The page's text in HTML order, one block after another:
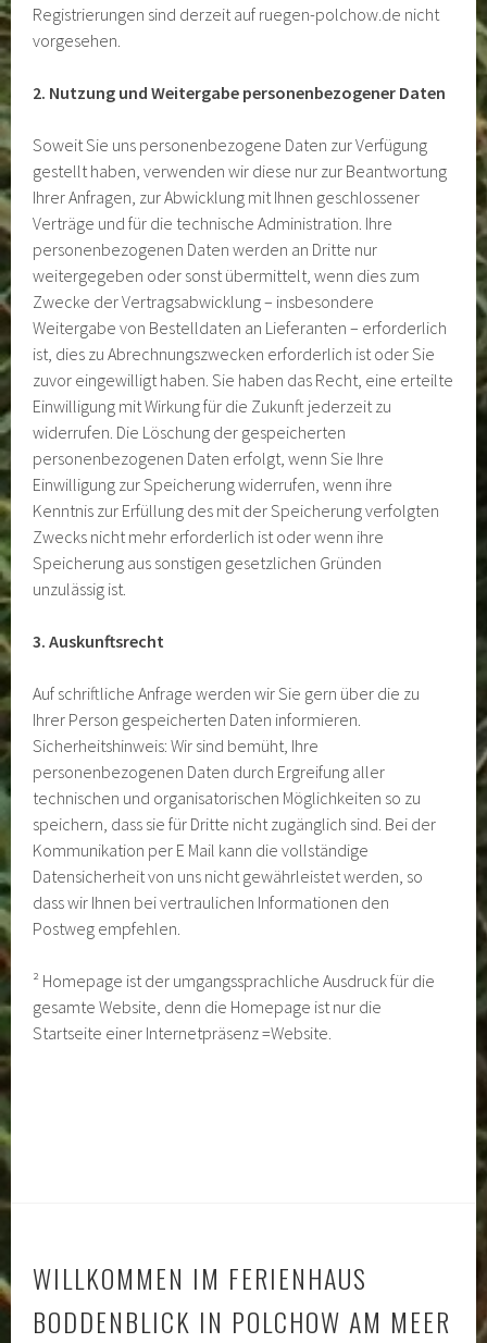
Registrierungen sind derzeit auf ruegen-polchow.de nicht
vorgesehen.
2. Nutzung und Weitergabe personenbezogener Daten
Soweit Sie uns personenbezogene Daten zur Verfügung
gestellt haben, verwenden wir diese nur zur Beantwortung
Ihrer Anfragen, zur Abwicklung mit Ihnen geschlossener
Verträge und für die technische Administration. Ihre
personenbezogenen Daten werden an Dritte nur
weitergegeben oder sonst übermittelt, wenn dies zum
Zwecke der Vertragsabwicklung – insbesondere
Weitergabe von Bestelldaten an Lieferanten – erforderlich
ist, dies zu Abrechnungszwecken erforderlich ist oder Sie
zuvor eingewilligt haben. Sie haben das Recht, eine erteilte
Einwilligung mit Wirkung für die Zukunft jederzeit zu
widerrufen. Die Löschung der gespeicherten
personenbezogenen Daten erfolgt, wenn Sie Ihre
Einwilligung zur Speicherung widerrufen, wenn ihre
Kenntnis zur Erfüllung des mit der Speicherung verfolgten
Zwecks nicht mehr erforderlich ist oder wenn ihre
Speicherung aus sonstigen gesetzlichen Gründen
unzulässig ist.
3. Auskunftsrecht
Auf schriftliche Anfrage werden wir Sie gern über die zu
Ihrer Person gespeicherten Daten informieren.
Sicherheitshinweis: Wir sind bemüht, Ihre
personenbezogenen Daten durch Ergreifung aller
technischen und organisatorischen Möglichkeiten so zu
speichern, dass sie für Dritte nicht zugänglich sind. Bei der
Kommunikation per E Mail kann die vollständige
Datensicherheit von uns nicht gewährleistet werden, so
dass wir Ihnen bei vertraulichen Informationen den
Postweg empfehlen.
² Homepage ist der umgangssprachliche Ausdruck für die
gesamte Website, denn die Homepage ist nur die
Startseite einer Internetpräsenz =Website.
WILLKOMMEN IM FERIENHAUS
BODDENBLICK IN POLCHOW AM MEER